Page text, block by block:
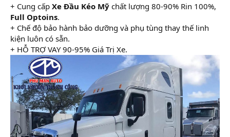
+ Cung cấp Xe Đầu Kéo Mỹ chất lượng 80-90% Rin 100%,
Full Optoins.
+ Chế độ bảo hành bảo dưỡng và phụ tùng thay thế linh
kiện luôn có sẵn.
+ HỖ TRỢ VAY 90-95% Giá Trị Xe.